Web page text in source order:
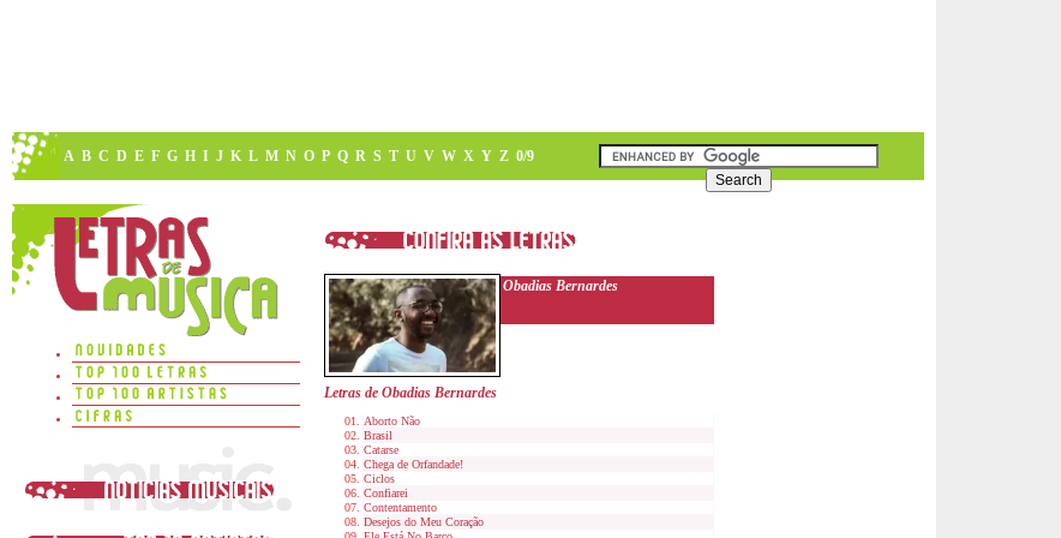
A B C D E F G H I J K L M N O P Q R S T U V W X Y Z 0/9
Obadias Bernardes
Letras de Obadias Bernardes
Aborto Não
Brasil
Catarse
Chega de Orfandade!
Ciclos
Confiarei
Contentamento
Desejos do Meu Coração